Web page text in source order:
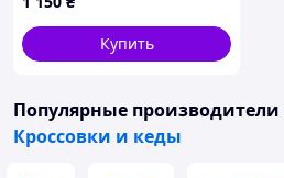
Купить
Популярные производители
Кроссовки и кеды